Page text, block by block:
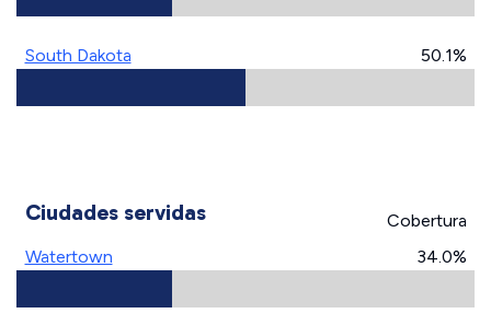
South Dakota 50.1%
Ciudades servidas
Cobertura
Watertown
34.0%